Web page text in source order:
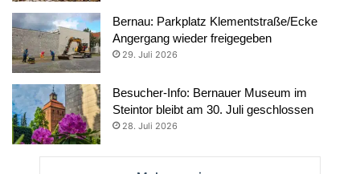
Bernau: Parkplatz Klementstraße/Ecke
Angergang wieder freigegeben
29. Juli 2026
Besucher-Info: Bernauer Museum im
Steintor bleibt am 30. Juli geschlossen
28. Juli 2026